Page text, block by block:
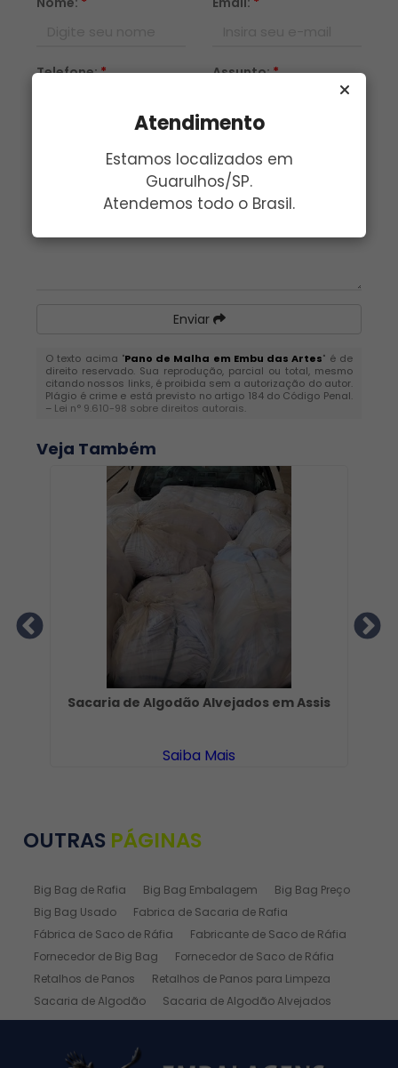
Atendimento
Estamos localizados em
Guarulhos/SP.
Atendemos todo o Brasil.
Telefone:* Assunto:*
Enviar
O texto acima "Pano de Malha em Embu das Artes" é de
direito reservado. Sua reprodução, parcial ou total, mesmo
citando nossos links, é proibida sem a autorização do autor.
Plágio é crime e está previsto no artigo 184 do Código Penal.
– Lei n° 9.610-98 sobre direitos autorais.
Veja Também
Sacaria de Algodão Alvejados em Assis
Saiba Mais
OUTRAS PÁGINAS
Big Bag de Rafia Big Bag Embalagem
Big Bag Preço
Big Bag Usado
Fabrica de Sacaria de Rafia
Fábrica de Saco de Ráfia
Fabricante de Saco de Ráfia
Fornecedor de Big Bag
Fornecedor de Saco de Ráfia
Retalhos de Panos
Retalhos de Panos para Limpeza
Sacaria de Algodão
Sacaria de Algodão Alvejados
Sacaria de Ráfia
Sacaria de Rafia Laminada